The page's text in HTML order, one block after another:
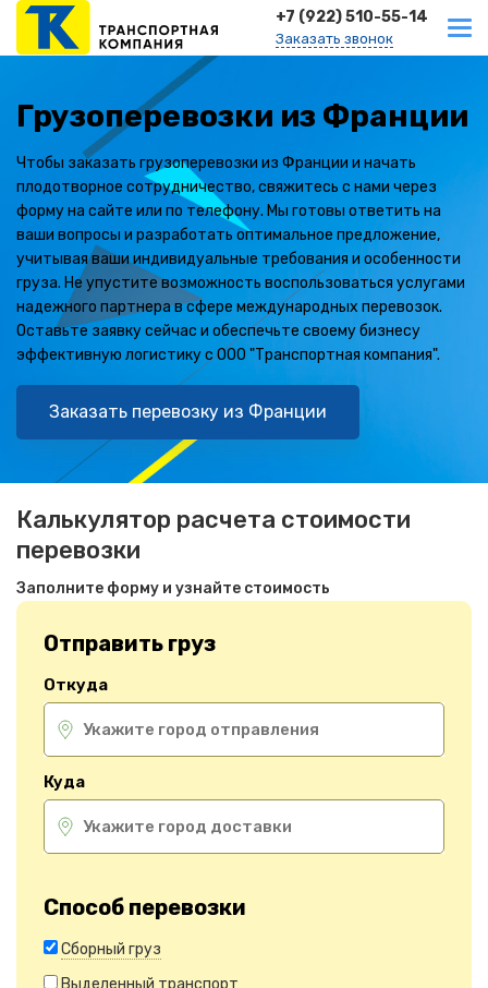
+7 (922) 510-55-14
Заказать звонок
Грузоперевозки из Франции
Чтобы заказать грузоперевозки из Франции и начать
плодотворное сотрудничество, свяжитесь с нами через
форму на сайте или по телефону. Мы готовы ответить на
ваши вопросы и разработать оптимальное предложение,
учитывая ваши индивидуальные требования и особенности
груза. Не упустите возможность воспользоваться услугами
надежного партнера в сфере международных перевозок.
Оставьте заявку сейчас и обеспечьте своему бизнесу
эффективную логистику с ООО "Транспортная компания".
Заказать перевозку из Франции
Калькулятор расчета стоимости
перевозки
Заполните форму и узнайте стоимость
Отправить груз
Откуда
Куда
Способ перевозки
Сборный груз
Выделенный транспорт